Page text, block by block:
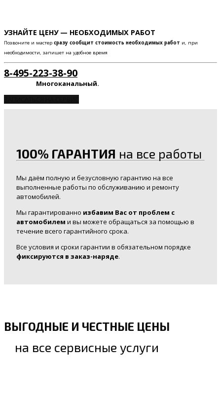
УЗНАЙТЕ ЦЕНУ — НЕОБХОДИМЫХ РАБОТ
Позвоните и мастер сразу сообщит стоимость необходимых работ и, при
необходимости, запишет на удобное время
8-495-223-38-90
Многоканальный.
100% ГАРАНТИЯ на все работы
Мы даём полную и безусловную гарантию на все
выполненные работы по обслуживанию и ремонту
автомобилей.
Мы гарантированно избавим Вас от проблем с
автомобилем и вы можете обращаться за помощью в
течение всего гарантийного срока.
Все условия и сроки гарантии в обязательном порядке
фиксируются в заказ-наряде.
ВЫГОДНЫЕ И ЧЕСТНЫЕ ЦЕНЫ
на все сервисные услуги